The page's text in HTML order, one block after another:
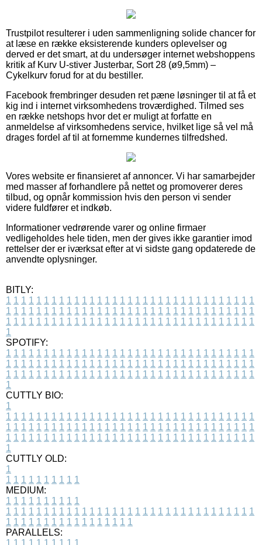
Trustpilot resulterer i uden sammenligning solide chancer for
at læse en række eksisterende kunders oplevelser og
derved er det smart, at du undersøger internet webshoppens
kritik af Kurv U-stiver Justerbar, Sort 28 (ø9,5mm) –
Cykelkurv forud for at du bestiller.
Facebook frembringer desuden ret pæne løsninger til at få et
kig ind i internet virksomhedens troværdighed. Tilmed ses
en række netshops hvor det er muligt at forfatte en
anmeldelse af virksomhedens service, hvilket lige så vel må
drages fordel af til at fornemme kundernes tilfredshed.
Vores website er finansieret af annoncer. Vi har samarbejder
med masser af forhandlere på nettet og promoverer deres
tilbud, og opnår kommission hvis den person vi sender
videre fuldfører et indkøb.
Informationer vedrørende varer og online firmaer
vedligeholdes hele tiden, men der gives ikke garantier imod
rettelser der er iværksat efter at vi sidste gang opdaterede de
anvendte oplysninger.
BITLY:
1 1 1 1 1 1 1 1 1 1 1 1 1 1 1 1 1 1 1 1 1 1 1 1 1 1 1 1 1 1 1 1 1
1 1 1 1 1 1 1 1 1 1 1 1 1 1 1 1 1 1 1 1 1 1 1 1 1 1 1 1 1 1 1 1 1
1 1 1 1 1 1 1 1 1 1 1 1 1 1 1 1 1 1 1 1 1 1 1 1 1 1 1 1 1 1 1 1 1
1
SPOTIFY:
1 1 1 1 1 1 1 1 1 1 1 1 1 1 1 1 1 1 1 1 1 1 1 1 1 1 1 1 1 1 1 1 1
1 1 1 1 1 1 1 1 1 1 1 1 1 1 1 1 1 1 1 1 1 1 1 1 1 1 1 1 1 1 1 1 1
1 1 1 1 1 1 1 1 1 1 1 1 1 1 1 1 1 1 1 1 1 1 1 1 1 1 1 1 1 1 1 1 1
1
CUTTLY BIO:
1
1 1 1 1 1 1 1 1 1 1 1 1 1 1 1 1 1 1 1 1 1 1 1 1 1 1 1 1 1 1 1 1 1
1 1 1 1 1 1 1 1 1 1 1 1 1 1 1 1 1 1 1 1 1 1 1 1 1 1 1 1 1 1 1 1 1
1 1 1 1 1 1 1 1 1 1 1 1 1 1 1 1 1 1 1 1 1 1 1 1 1 1 1 1 1 1 1 1 1
1
CUTTLY OLD:
1
1 1 1 1 1 1 1 1 1 1
MEDIUM:
1 1 1 1 1 1 1 1 1 1
1 1 1 1 1 1 1 1 1 1 1 1 1 1 1 1 1 1 1 1 1 1 1 1 1 1 1 1 1 1 1 1 1
1 1 1 1 1 1 1 1 1 1 1 1 1 1 1 1 1
PARALLELS:
1 1 1 1 1 1 1 1 1 1